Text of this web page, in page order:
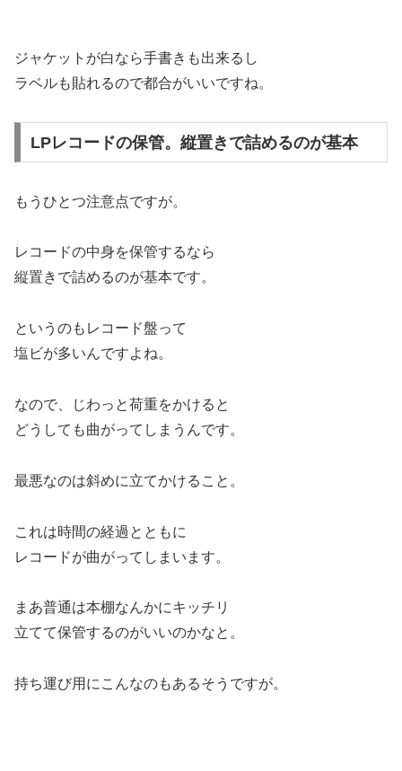
ジャケットが白なら手書きも出来るし
ラベルも貼れるので都合がいいですね。
LPレコードの保管。縦置きで詰めるのが基本
もうひとつ注意点ですが。
レコードの中身を保管するなら
縦置きで詰めるのが基本です。
というのもレコード盤って
塩ビが多いんですよね。
なので、じわっと荷重をかけると
どうしても曲がってしまうんです。
最悪なのは斜めに立てかけること。
これは時間の経過とともに
レコードが曲がってしまいます。
まあ普通は本棚なんかにキッチリ
立てて保管するのがいいのかなと。
持ち運び用にこんなのもあるそうですが。